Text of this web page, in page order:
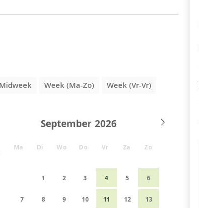
Midweek Week (Ma-Zo)
Week (Vr-Vr)
September
Ma Di Wo Do Vr Za Zo
1 2 3 4 5 6
7 8 9 10 11 12 13